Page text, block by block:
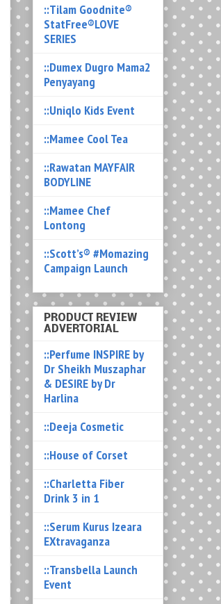
::Tilam Goodnite®
StatFree®LOVE
SERIES
::Dumex Dugro Mama2
Penyayang
::Uniqlo Kids Event
::Mamee Cool Tea
::Rawatan MAYFAIR
BODYLINE
::Mamee Chef
Lontong
::Scott’s® #Momazing
Campaign Launch
PRODUCT REVIEW
ADVERTORIAL
::Perfume INSPIRE by
Dr Sheikh Muszaphar
& DESIRE by Dr
Harlina
::Deeja Cosmetic
::House of Corset
::Charletta Fiber
Drink 3 in 1
::Serum Kurus Izeara
EXtravaganza
::Transbella Launch
Event